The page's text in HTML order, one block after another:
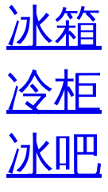
冰箱
冷柜
冰吧